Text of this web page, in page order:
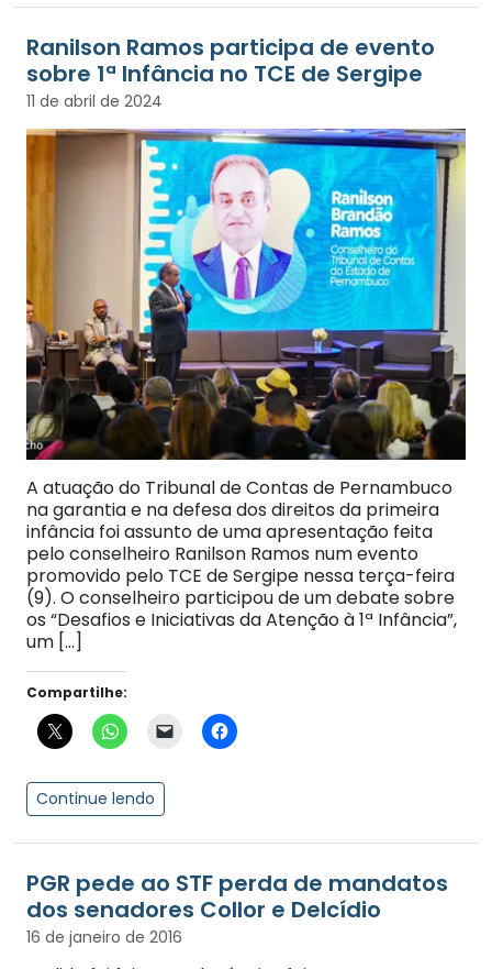
Ranilson Ramos participa de evento
sobre 1ª Infância no TCE de Sergipe
11 de abril de 2024
A atuação do Tribunal de Contas de Pernambuco
na garantia e na defesa dos direitos da primeira
infância foi assunto de uma apresentação feita
pelo conselheiro Ranilson Ramos num evento
promovido pelo TCE de Sergipe nessa terça-feira
(9). O conselheiro participou de um debate sobre
os “Desafios e Iniciativas da Atenção à 1ª Infância”,
um […]
Compartilhe:
Continue lendo
PGR pede ao STF perda de mandatos
dos senadores Collor e Delcídio
16 de janeiro de 2016